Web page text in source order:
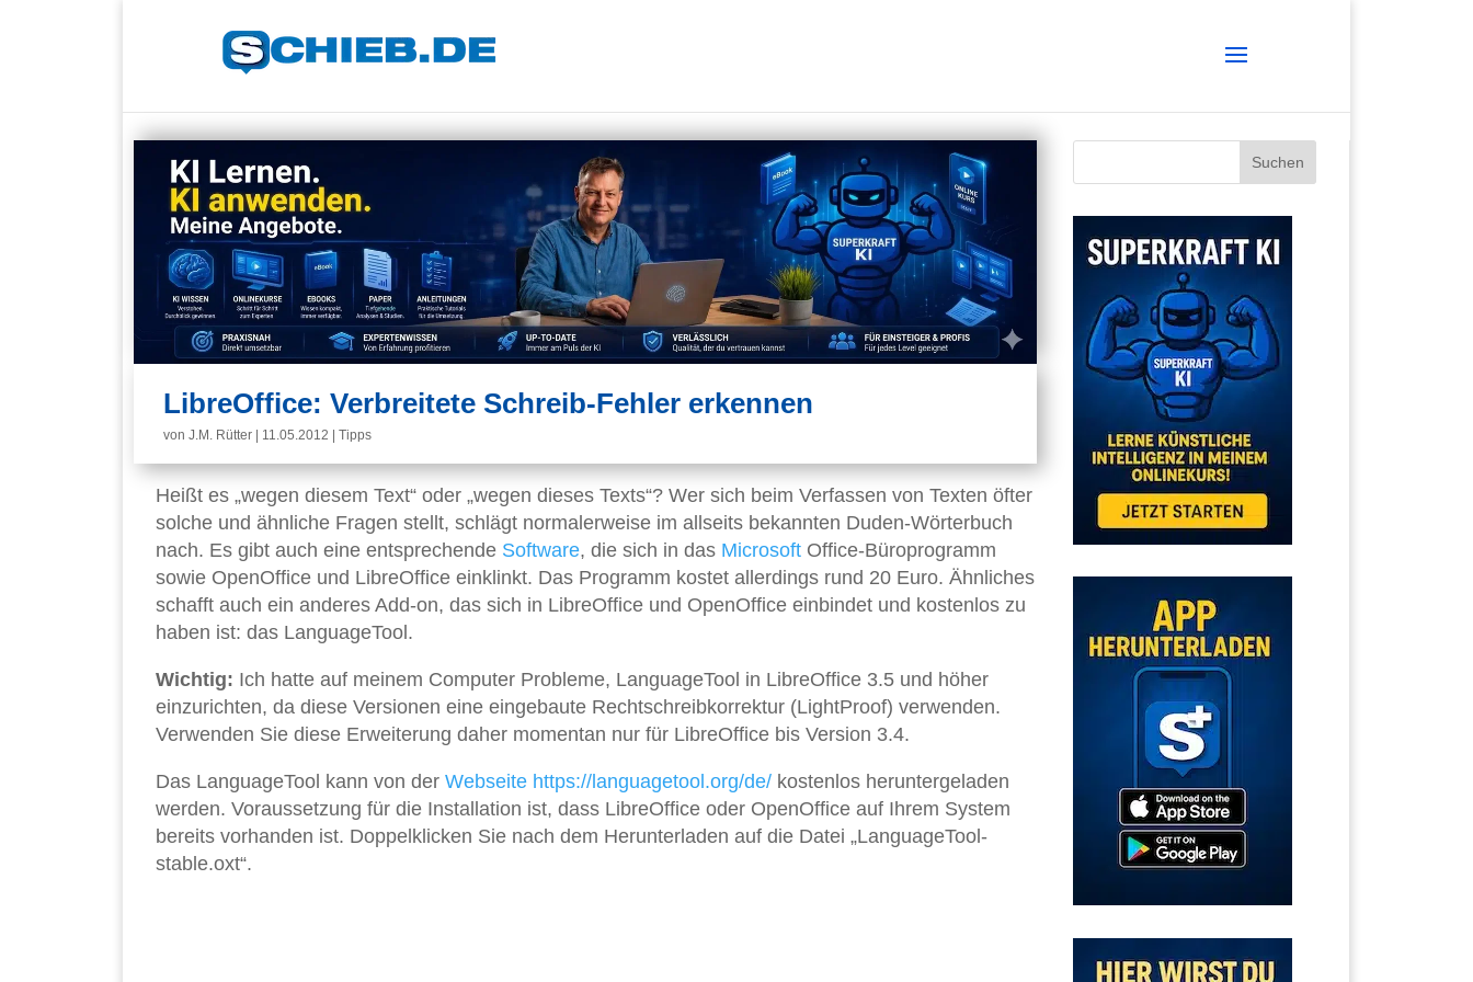
LibreOffice: Verbreitete Schreib-Fehler erkennen
von J.M. Rütter 11.05.2012 Tipps
Heißt es „wegen diesem Text“ oder „wegen dieses Texts“? Wer sich beim Verfassen von Texten öfter
solche und ähnliche Fragen stellt, schlägt normalerweise im allseits bekannten Duden-Wörterbuch
nach. Es gibt auch eine entsprechende Software, die sich in das Microsoft Office-Büroprogramm
sowie OpenOffice und LibreOffice einklinkt. Das Programm kostet allerdings rund 20 Euro. Ähnliches
schafft auch ein anderes Add-on, das sich in LibreOffice und OpenOffice einbindet und kostenlos zu
haben ist: das LanguageTool.
Wichtig: Ich hatte auf meinem Computer Probleme, LanguageTool in LibreOffice 3.5 und höher
einzurichten, da diese Versionen eine eingebaute Rechtschreibkorrektur (LightProof) verwenden.
Verwenden Sie diese Erweiterung daher momentan nur für LibreOffice bis Version 3.4.
Das LanguageTool kann von der Webseite https://languagetool.org/de/ kostenlos heruntergeladen
werden. Voraussetzung für die Installation ist, dass LibreOffice oder OpenOffice auf Ihrem System
bereits vorhanden ist. Doppelklicken Sie nach dem Herunterladen auf die Datei „LanguageTool-
stable.oxt“.